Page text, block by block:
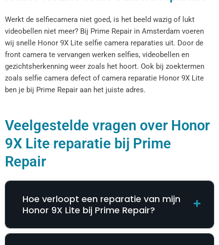
Werkt de selfiecamera niet goed, is het beeld wazig of lukt
videobellen niet meer? Bij Prime Repair in Amsterdam voeren
wij snelle Honor 9X Lite selfie camera reparaties uit. Door de
front camera te vervangen werken selfies, videobellen en
gezichtsherkenning weer zoals het hoort. Ook bij zoektermen
zoals selfie camera defect of camera reparatie Honor 9X Lite
ben je bij Prime Repair aan het juiste adres.
Veelgestelde vragen over Honor
9X Lite reparatie bij Prime
Repair
Hoe verloopt een reparatie van mijn
Honor 9X Lite bij Prime Repair?